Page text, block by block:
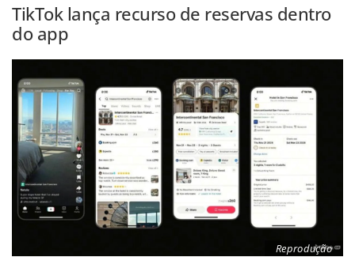
TikTok lança recurso de reservas dentro
do app
Reprodução